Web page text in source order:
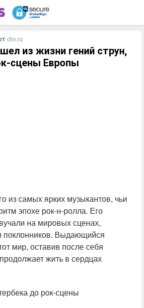
dni.ru
из жизни гений струн,
сцены Европы
из самых ярких музыкантов, чьи
эпохе рок-н-ролла. Его
на мировых сценах,
поклонников. Выдающийся
мир, оставив после себя
жить в сердцах
до рок-сцены